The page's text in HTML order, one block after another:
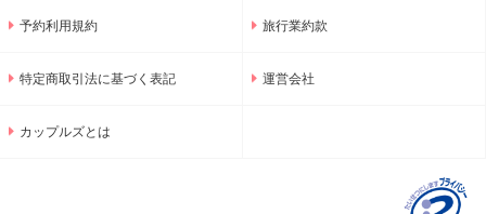
予約利用規約 旅行業約款
特定商取引法に基づく表記 運営会社
カップルズとは